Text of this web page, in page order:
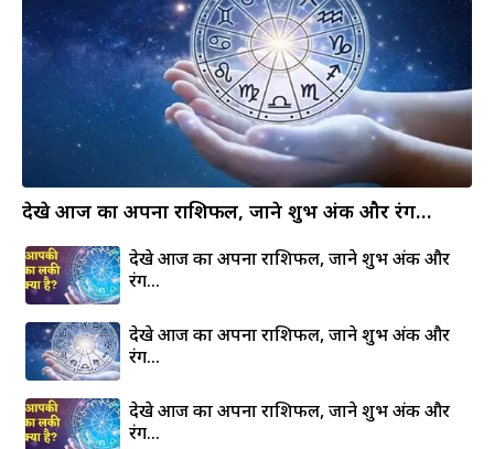
देखे आज का अपना राशिफल, जाने शुभ अंक और रंग…
देखे आज का अपना राशिफल, जाने शुभ अंक और
रंग…
देखे आज का अपना राशिफल, जाने शुभ अंक और
रंग…
देखे आज का अपना राशिफल, जाने शुभ अंक और
रंग…